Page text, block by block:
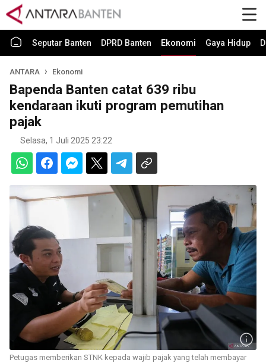
Seputar Banten DPRD Banten Ekonomi Gaya Hidup
ANTARA Ekonomi
Bapenda Banten catat 639 ribu
kendaraan ikuti program pemutihan
pajak
Selasa, 1 Juli 2025 23:22
Petugas memberikan STNK kepada wajib pajak yang telah membayar